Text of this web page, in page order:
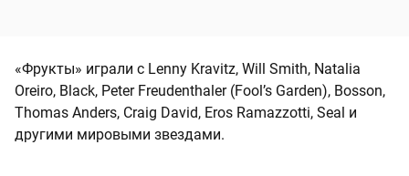
«Фрукты» играли с Lenny Kravitz, Will Smith, Natalia
Oreiro, Black, Peter Freudenthaler (Fool’s Garden), Bosson,
Thomas Anders, Craig David, Eros Ramazzotti, Seal и
другими мировыми звездами.